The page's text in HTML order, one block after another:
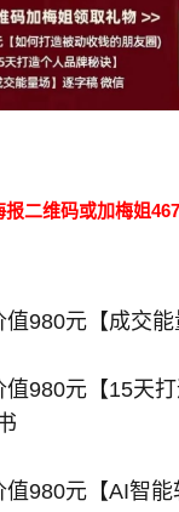
报二维码或加梅姐
980元【成交能
值980元【15天
值980元【AI智